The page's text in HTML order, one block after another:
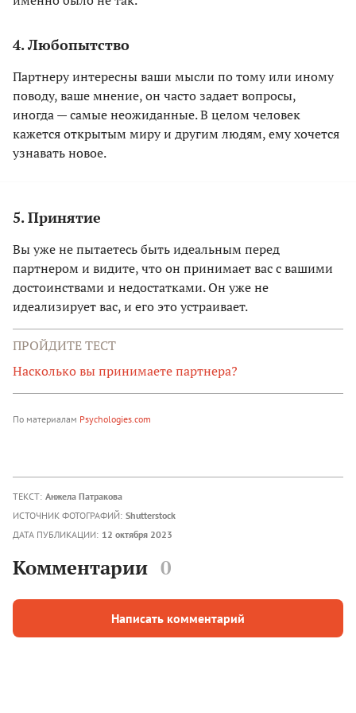
4. Любопытство
Партнеру интересны ваши мысли по тому или иному
поводу, ваше мнение, он часто задает вопросы,
иногда — самые неожиданные. В целом человек
кажется открытым миру и другим людям, ему хочется
узнавать новое.
5. Принятие
Вы уже не пытаетесь быть идеальным перед
партнером и видите, что он принимает вас с вашими
достоинствами и недостатками. Он уже не
идеализирует вас, и его это устраивает.
ПРОЙДИТЕ ТЕСТ
Насколько вы принимаете партнера?
По материалам Psychologies.com
ТЕКСТ: Анжела Патракова
ИСТОЧНИК ФОТОГРАФИЙ: Shutterstock
ДАТА ПУБЛИКАЦИИ: 12 октября 2023
Комментарии 0
Написать комментарий